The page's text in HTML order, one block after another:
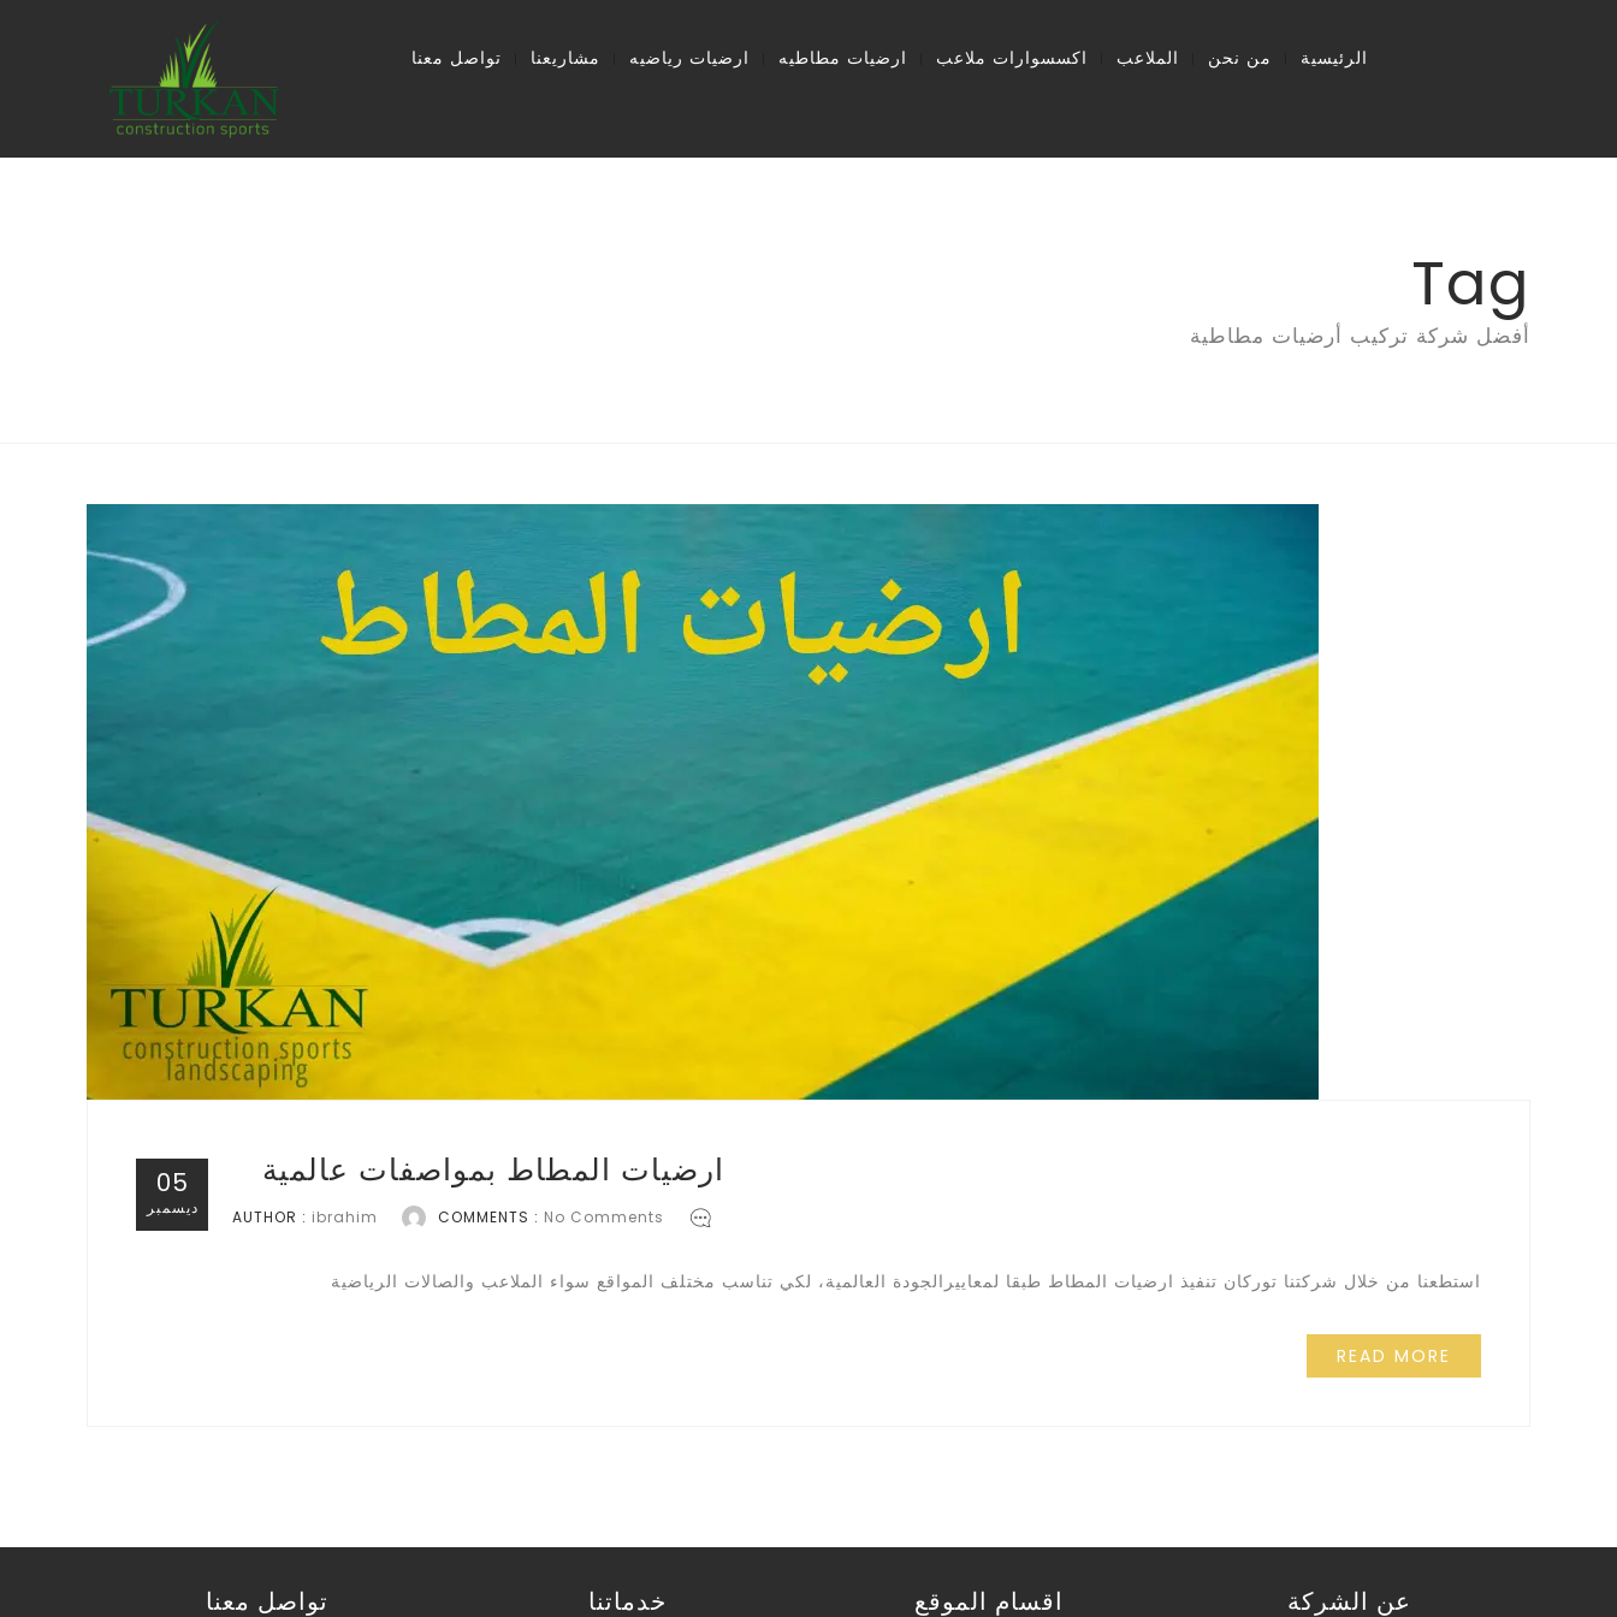
الرئيسية من نحن الملاعب اكسسوارات ملاعب ارضيات مطاطيه ارضيات رياضيه مشاريعنا تواصل معنا
Tag
أفضل شركة تركيب أرضيات مطاطية
05
ديسمبر
ارضيات المطاط بمواصفات عالمية
AUTHOR : ibrahim COMMENTS : No Comments
استطعنا من خلال شركتنا توركان تنفيذ ارضيات المطاط طبقا لمعاييرالجودة العالمية، لكي تناسب مختلف المواقع سواء الملاعب والصالات الرياضية
READ MORE
تواصل معنا خدماتنا اقسام الموقع عن الشركة